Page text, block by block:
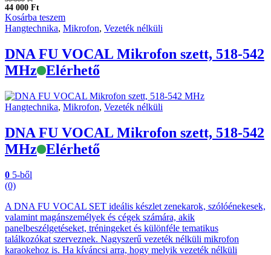
44 000 Ft
Kosárba teszem
Hangtechnika, Mikrofon, Vezeték nélküli
DNA FU VOCAL Mikrofon szett, 518-542
MHz
Elérhető
Hangtechnika, Mikrofon, Vezeték nélküli
DNA FU VOCAL Mikrofon szett, 518-542
MHz
Elérhető
0 5-ből
(0)
A DNA FU VOCAL SET ideális készlet zenekarok, szólóénekesek,
valamint magánszemélyek és cégek számára, akik
panelbeszélgetéseket, tréningeket és különféle tematikus
találkozókat szerveznek. Nagyszerű vezeték nélküli mikrofon
karaokehoz is. Ha kíváncsi arra, hogy melyik vezeték nélküli